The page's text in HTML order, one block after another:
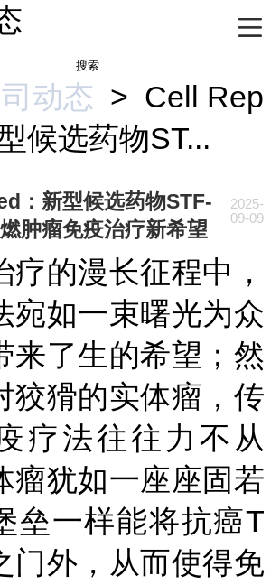
搜索
动态 > Cell Rep
候选药物ST...
：新型候选药物STF-
肿瘤免疫治疗新希望
2025-
09-09
疗的漫长征程中，
宛如一束曙光为众
来了生的希望；然
狡猾的实体瘤，传
疗法往往力不从
瘤犹如一座座固若
垒一样能将抗癌T
门外，从而使得免